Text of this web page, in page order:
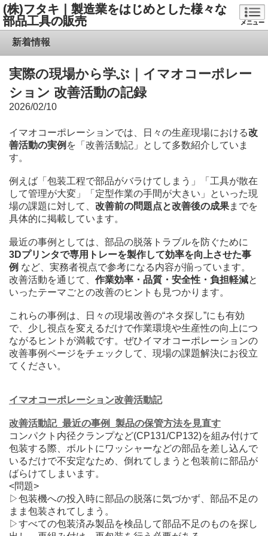
(株)フタキ｜製造業をはじめとした様々な
部品工具の販売
メニュー
新着情報
実際の現場から学ぶ｜イマオコーポレー
ション 改善活動の記録
2026/02/10
イマオコーポレーションでは、日々の生産現場における改
善活動の実例 を「改善活動記」として多数紹介していま
す。
例えば「包装工程で部品がバラけてしまう」「工具が散在
して管理が大変」「定型作業の手間が大きい」といった現
場の課題に対して、 改善前の問題点と改善後の成果までを
具体的に掲載しています。
最近の事例としては、部品の脱落トラブルを防ぐために
3Dプリンタで専用トレーを製作して効率を向上させた事
例 など、実務者視点で参考になる内容が揃っています。
改善活動を通じて、 作業効率・品質・安全性・負担軽減と
いったテーマごとの改善のヒントも見つかります。
これらの事例は、日々の現場改善の“ネタ探し”にも有効
で、少し視点を変えるだけで作業環境や生産性の向上につ
ながるヒントが満載です。ぜひイマオコーポレーションの
改善事例ページをチェックして、現場の課題解決にお役立
てください。
イマオコーポレーション改善活動記
改善活動記_最近の事例_製品の保管方法を見直す
コンパクト内径クランプなど(CP131/CP132)を組み付けて
包装する際、ボルトにワッシャーなどの部品を差し込んで
いるだけで不安定なため、倒れてしまうと包装前に部品が
ばらけてしまいます。
<問題>
▷包装機への投入時に部品の脱落に気づかず、部品不足の
まま包装されてしまう。
▷すべての包装済み製品を検品して部品不足のものを探し